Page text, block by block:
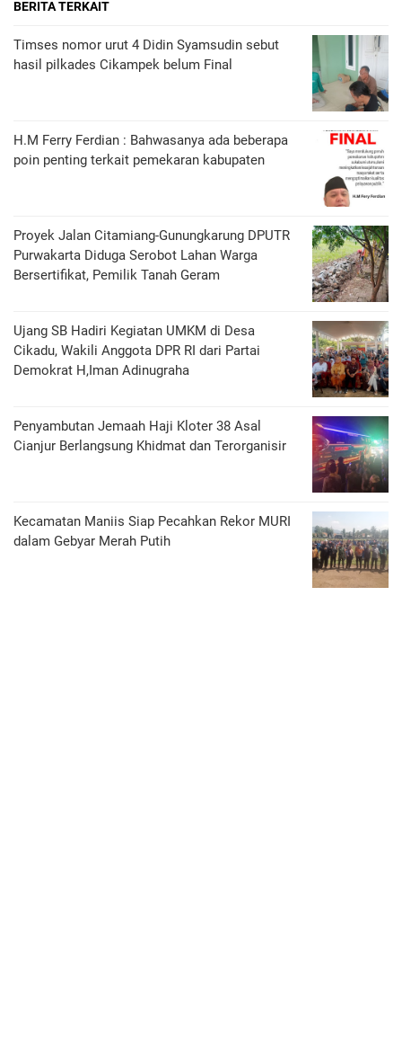
BERITA TERKAIT
Timses nomor urut 4 Didin Syamsudin sebut
hasil pilkades Cikampek belum Final
H.M Ferry Ferdian : Bahwasanya ada beberapa
poin penting terkait pemekaran kabupaten
Proyek Jalan Citamiang-Gunungkarung DPUTR
Purwakarta Diduga Serobot Lahan Warga
Bersertifikat, Pemilik Tanah Geram
Ujang SB Hadiri Kegiatan UMKM di Desa
Cikadu, Wakili Anggota DPR RI dari Partai
Demokrat H,Iman Adinugraha
Penyambutan Jemaah Haji Kloter 38 Asal
Cianjur Berlangsung Khidmat dan Terorganisir
Kecamatan Maniis Siap Pecahkan Rekor MURI
dalam Gebyar Merah Putih